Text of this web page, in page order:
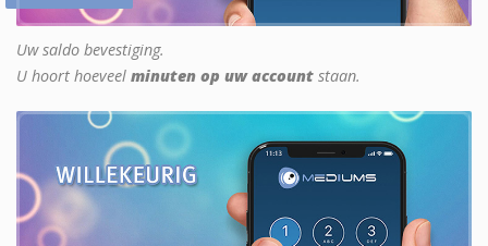
Uw saldo bevestiging.
U hoort hoeveel minuten op uw account staan.